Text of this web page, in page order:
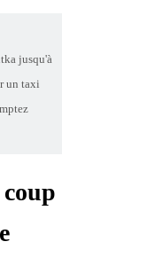
jusqu'à
un taxi